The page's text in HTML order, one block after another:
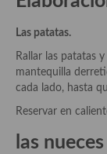
Huevos
Masas
Plato principal
Las patatas.
Rallar las patatas
mantequilla
cada lado, hasta
Reservar en
las